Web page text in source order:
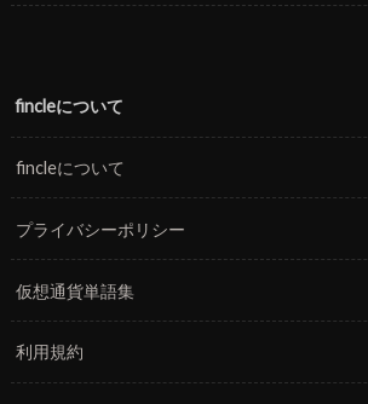
fincleについて
fincleについて
プライバシーポリシー
仮想通貨単語集
利用規約